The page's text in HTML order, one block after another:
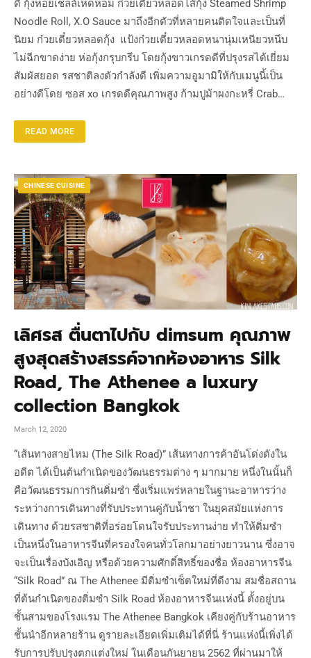
ดี กุ้งหอยเชลล์เห็ดหอม ก๋วยเตี๋ยวหลอดไส้กุ้ง Steamed Shrimp
Noodle Roll, X.O Sauce มาถึงอีกตัวที่หลายคนติดใจและเป็นที่
นิยม ก๋วยเตี๋ยวหลอดกุ้ง แป้งก๋วยเตี๋ยวหลอดหนานุ่มเหนียวหนึบ
ไม่ฉีกขาดง่าย ห่อกุ้งกรุบกรึบ โดยกุ้งขาวเกรดดีที่ปรุงรสได้เยี่ยม
สัมผัสยอด รสชาติลงตัวกำลังดี เพิ่มความอูมามิให้กับเมนูนี้เป็น
อย่างดีโดย ซอส xo เกรดดีคุณภาพสูง ก้ามปูม้าผงกะหรี่ Crab…
READ MORE
CHINESE CUISINE
เลิศรส ตื่นตาไปกับ dimsum คุณภาพ
สูงสุดสร้างสรรค์จากห้องอาหาร Silk
Road, The Athenee a luxury
collection Bangkok
March 12, 2020
“เส้นทางสายไหม (The Silk Road)” เส้นทางการค้าอันโด่งดังใน
อดีต ได้เป็นต้นกำเนิดของวัฒนธรรมต่าง ๆ มากมาย หนึ่งในนั้นก็
คือวัฒนธรรมการกินติ่มซำ ซึ่งเริ่มแพร่หลายในฐานะอาหารว่าง
ระหว่างการเดินทางที่รับประทานคู่กับน้ำชา ในยุคสมัยแห่งการ
เดินทาง ด้วยรสชาติที่อร่อยโดนใจรับประทานง่าย ทำให้ติ่มซำ
เป็นหนึ่งในอาหารจีนที่ครองใจคนทั่วโลกมาอย่างยาวนาน ซึ่งอาจ
จะเป็นเรื่องบังเอิญ หรือด้วยความศักดิ์สิทธิ์ของชื่อ ห้องอาหารจีน
“Silk Road” ณ The Athenee มีติ่มซำเซ็ตใหม่ที่ดีงาม สมชื่อสถาน
ที่ต้นกำเนิดของติ่มซำ Silk Road ห้องอาหารจีนแห่งนี้ ตั้งอยู่บน
ชั้นสามของโรงแรม The Athenee Bangkok เคียงคู่กับร้านอาหาร
ชั้นนำอีกหลายร้าน ดูรายละเอียดเพิ่มเติมได้ที่นี่ ร้านแห่งนี้เพิ่งได้
รับการปรับปรุงตกแต่งใหม่ ในเดือนกันยายน 2562 ที่ผ่านมาให้